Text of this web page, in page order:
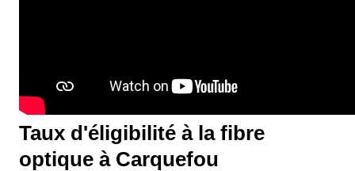
Taux d'éligibilité à la fibre
optique à Carquefou